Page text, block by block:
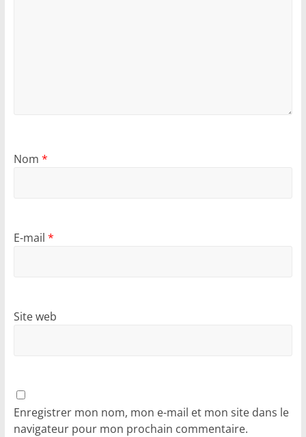
Nom *
E-mail *
Site web
Enregistrer mon nom, mon e-mail et mon site dans le
navigateur pour mon prochain commentaire.